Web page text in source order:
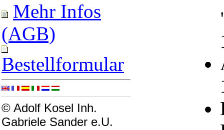
Mehr Infos
(AGB)
Bestellformular
© Adolf Kosel Inh.
Gabriele Sander e.U.